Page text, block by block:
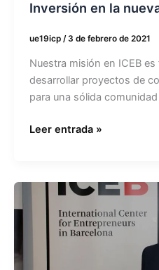
Inversión en la
ue19icp / 3 de febrero de 2021
Nuestra misión en ICEB
desarrollar proyectos de
para una sólida
Leer entrada »
ética,
compatible
con